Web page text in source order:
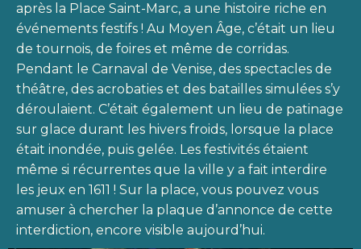
après la Place Saint-Marc, a une histoire riche en
événements festifs ! Au Moyen Âge, c’était un lieu
de tournois, de foires et même de corridas.
Pendant le Carnaval de Venise, des spectacles de
théâtre, des acrobaties et des batailles simulées s’y
déroulaient. C’était également un lieu de patinage
sur glace durant les hivers froids, lorsque la place
était inondée, puis gelée. Les festivités étaient
même si récurrentes que la ville y a fait interdire
les jeux en 1611 ! Sur la place, vous pouvez vous
amuser à chercher la plaque d’annonce de cette
interdiction, encore visible aujourd’hui.